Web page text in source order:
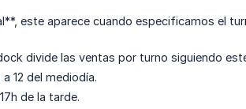
este aparece cuando especificamos el
divide las ventas por turno siguiendo
12 del mediodía.
de la tarde.